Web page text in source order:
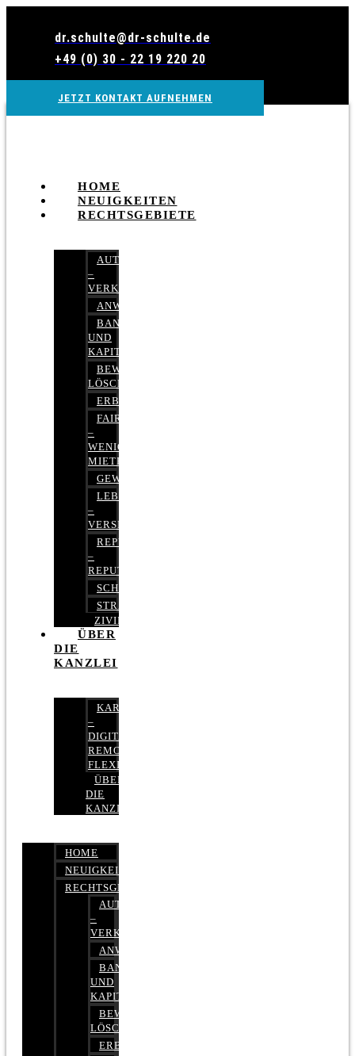
dr.schulte@dr-schulte.de
+49 (0) 30 - 22 19 220 20
JETZT KONTAKT AUFNEHMEN
HOME
NEUIGKEITEN
RECHTSGEBIETE
AUTOBETRUG
–
VERKEHRSRECHT
ANWALTSHAFTUNGSRECHT
BANK-
UND
KAPITALMARKTRECHT
BEWERTUNGEN
LÖSCHEN
ERBRECHT
FAIRMIETEN
–
WENIGER
MIETE
GEWERBERECHT
LEBENSVERSICHERUNG
–
VERSICHERUNGSRECHT
REPUTATIONSRECHT
–
REPUTATIONSMANAGEMENT
SCHUFARECHT
STRAFRECHT
ZIVILRECHT
ÜBER
DIE
KANZLEI
KARRIERE
–
DIGITAL,
REMOTE,
FLEXIBEL
ÜBER
DIE
KANZLEI
HOME
NEUIGKEITEN
RECHTSGEBIETE
AUTOBETRUG
–
VERKEHRSRECHT
ANWALTSHAFTUNGSRECHT
BANK-
UND
KAPITALMARKTRECHT
BEWERTUNGEN
LÖSCHEN
ERBRECHT